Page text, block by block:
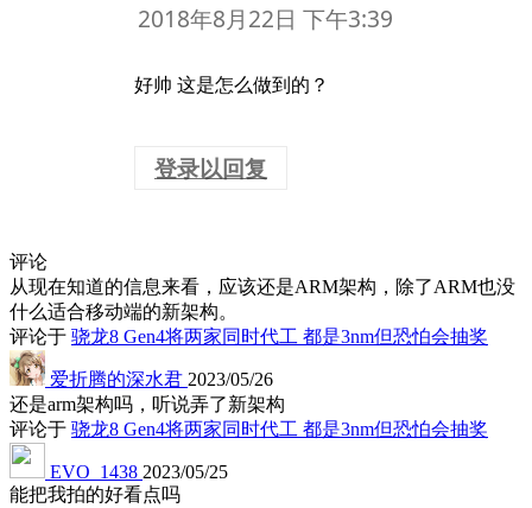
2018年8月22日 下午3:39
好帅 这是怎么做到的？
登录以回复
评论
从现在知道的信息来看，应该还是ARM架构，除了ARM也没
什么适合移动端的新架构。
评论于 骁龙8 Gen4将两家同时代工 都是3nm但恐怕会抽奖
爱折腾的深水君 2023/05/26
还是arm架构吗，听说弄了新架构
评论于 骁龙8 Gen4将两家同时代工 都是3nm但恐怕会抽奖
EVO_1438 2023/05/25
能把我拍的好看点吗